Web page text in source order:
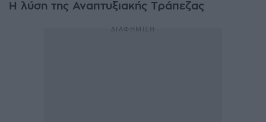
Η λύση της Αναπτυξιακής Τράπεζας